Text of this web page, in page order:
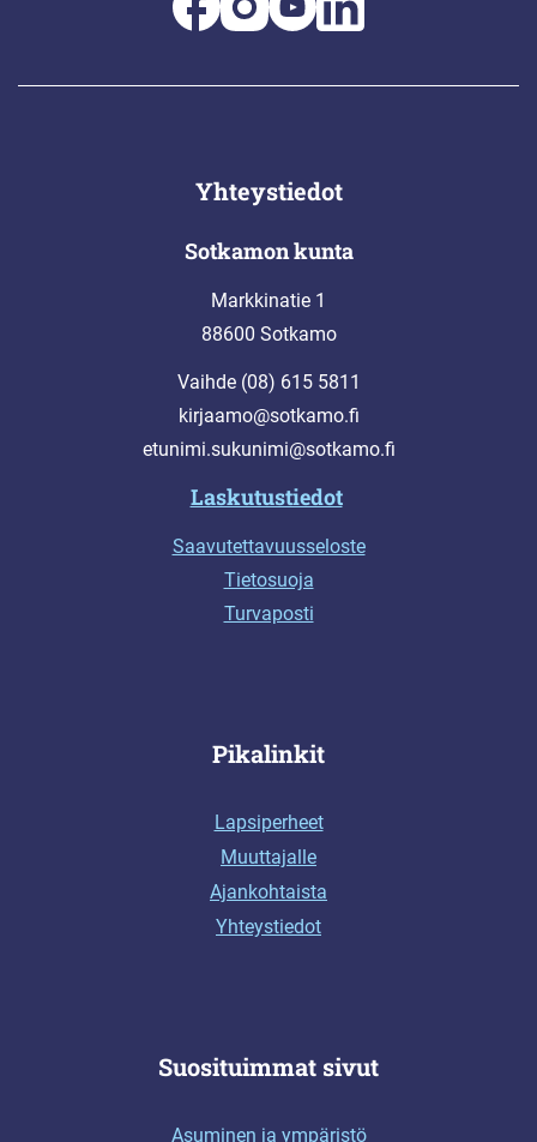
Yhteystiedot
Sotkamon kunta
Markkinatie 1
88600 Sotkamo
Vaihde (08) 615 5811
kirjaamo@sotkamo.fi
etunimi.sukunimi@sotkamo.fi
Laskutustiedot
Saavutettavuusseloste
Tietosuoja
Turvaposti
Pikalinkit
Lapsiperheet
Muuttajalle
Ajankohtaista
Yhteystiedot
Suosituimmat sivut
Asuminen ja ympäristö